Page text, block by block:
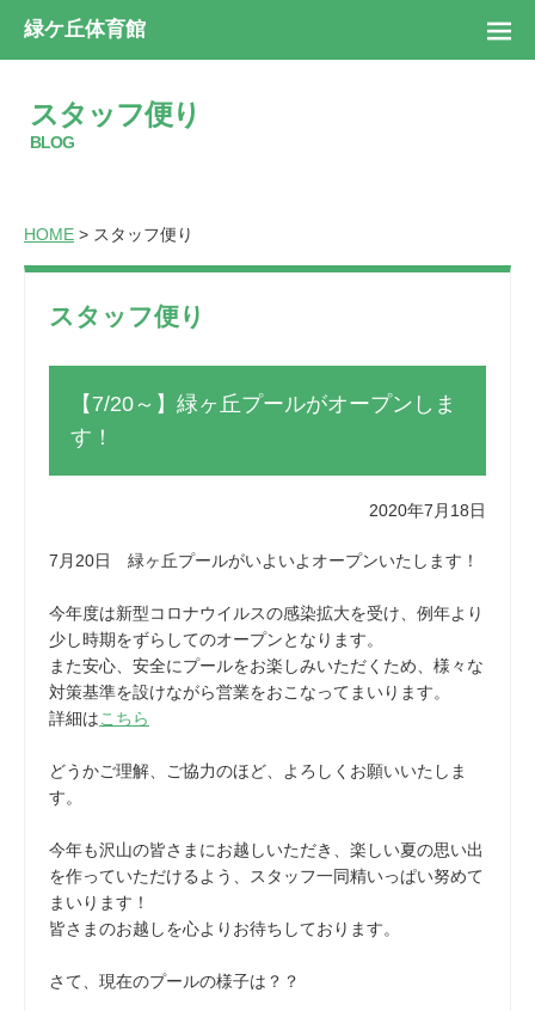
緑ケ丘体育館
スタッフ便り
BLOG
HOME > スタッフ便り
スタッフ便り
【7/20～】緑ヶ丘プールがオープンしま
す！
2020年7月18日
7月20日 緑ヶ丘プールがいよいよオープンいたします！
今年度は新型コロナウイルスの感染拡大を受け、例年より
少し時期をずらしてのオープンとなります。
また安心、安全にプールをお楽しみいただくため、様々な
対策基準を設けながら営業をおこなってまいります。
詳細はこちら
どうかご理解、ご協力のほど、よろしくお願いいたしま
す。
今年も沢山の皆さまにお越しいただき、楽しい夏の思い出
を作っていただけるよう、スタッフ一同精いっぱい努めて
まいります！
皆さまのお越しを心よりお待ちしております。
さて、現在のプールの様子は？？